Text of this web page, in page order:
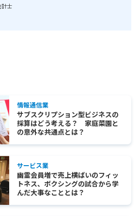
士
情報通信業
サブスクリプション型ビジネスの
採算はどう考える？ 家庭菜園と
の意外な共通点とは？
サービス業
幽霊会員増で売上横ばいのフィッ
トネス、ボクシングの試合から学
んだ大事なこととは？